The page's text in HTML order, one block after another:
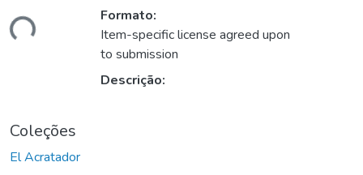
Formato:
Item-specific license agreed upon
to submission
Descrição:
Coleções
El Acratador